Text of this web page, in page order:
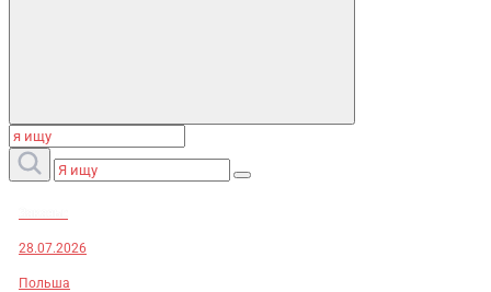
28.07.2026
Польша